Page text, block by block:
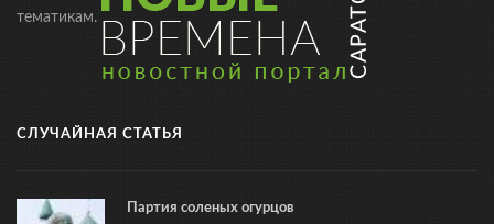
тематикам.
СЛУЧАЙНАЯ СТАТЬЯ
Партия соленых огурцов